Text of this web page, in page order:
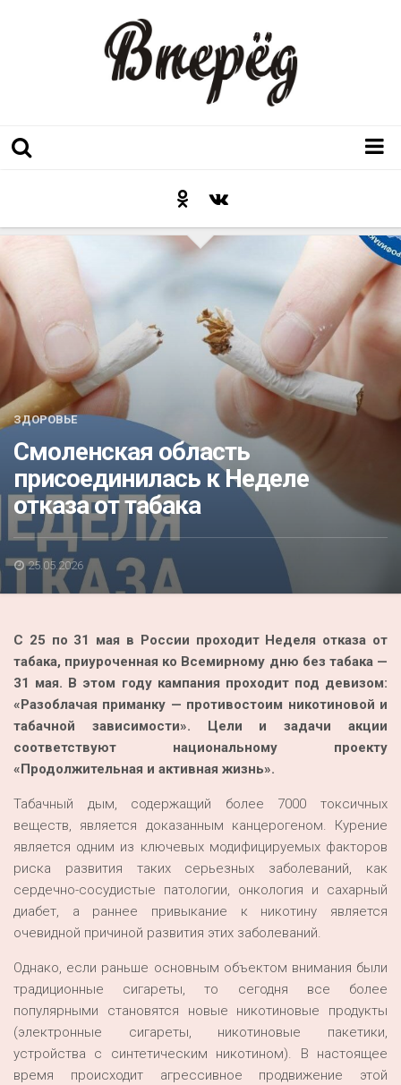
Послесловие к празднику
Неожиданный ракурс
Контакты
Люди родного края
Акция
К 70-летию районного Дома культуры
Конкурс
Люди родного края
Национальные проекты
Память
Перепись — 2020
ЗДОРОВЬЕ
Смоленская область
присоединилась к Неделе
отказа от табака
25.05.2026
С 25 по 31 мая в России проходит Неделя отказа от
табака, приуроченная ко Всемирному дню без табака —
31 мая. В этом году кампания проходит под девизом:
«Разоблачая приманку — противостоим никотиновой и
табачной зависимости». Цели и задачи акции
соответствуют национальному проекту
«Продолжительная и активная жизнь».
Табачный дым, содержащий более 7000 токсичных
веществ, является доказанным канцерогеном. Курение
является одним из ключевых модифицируемых факторов
риска развития таких серьезных заболеваний, как
сердечно-сосудистые патологии, онкология и сахарный
диабет, а раннее привыкание к никотину является
очевидной причиной развития этих заболеваний.
Однако, если раньше основным объектом внимания были
традиционные сигареты, то сегодня все более
популярными становятся новые никотиновые продукты
(электронные сигареты, никотиновые пакетики,
устройства с синтетическим никотином). В настоящее
время происходит агрессивное продвижение этой